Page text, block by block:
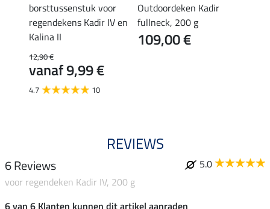
borsttussenstuk voor
regendekens Kadir IV en
Kalina II
12,90 €
vanaf 9,99 €
4.7 10
Outdoordeken Kadir
fullneck, 200 g
109,00 €
REVIEWS
6 Reviews
5.0
voor regendeken Kadir IV, 200 g
6 van 6 Klanten kunnen dit artikel aanraden